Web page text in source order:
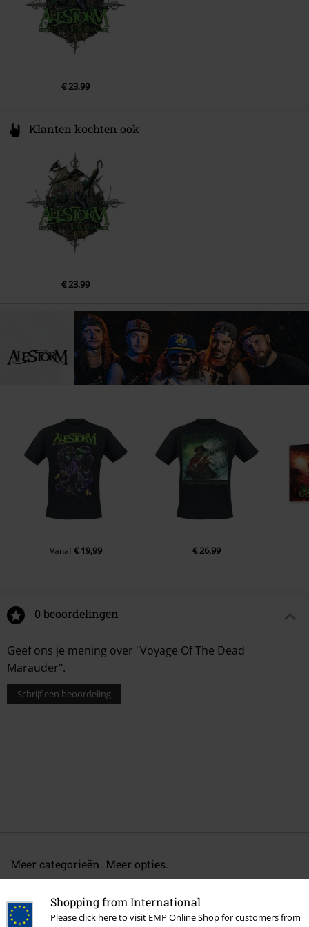
Shopping from International
Please click here to visit EMP Online Shop for customers from
Sea Shanty 2
Cock
€ 23,99
Klanten kochten ook
€ 23,99
Vanaf€ 19,99 € 26,99
0 beoordelingen
Geef ons je mening over "Voyage Of The Dead
Marauder".
Schrijf een beoordeling
Meer categorieën. Meer opties.
Band Merch Media